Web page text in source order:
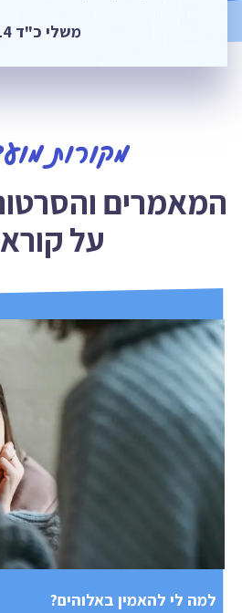
משלי כ"ד 14
מקורות
המאמרים
על
למה לי להאמין באלוהים?